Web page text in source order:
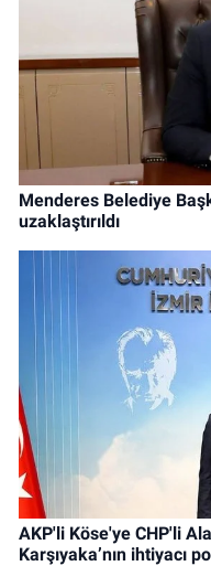
Menderes Belediye
uzaklaştırıldı
AKP'li Köse'ye CHP'li
Karşıyaka’nın ihtiyacı